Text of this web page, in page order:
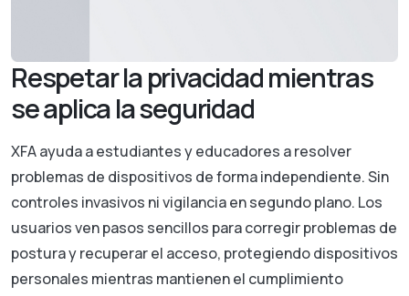
Respetar la privacidad mientras
se aplica la seguridad
XFA ayuda a estudiantes y educadores a resolver
problemas de dispositivos de forma independiente. Sin
controles invasivos ni vigilancia en segundo plano. Los
usuarios ven pasos sencillos para corregir problemas de
postura y recuperar el acceso, protegiendo dispositivos
personales mientras mantienen el cumplimiento